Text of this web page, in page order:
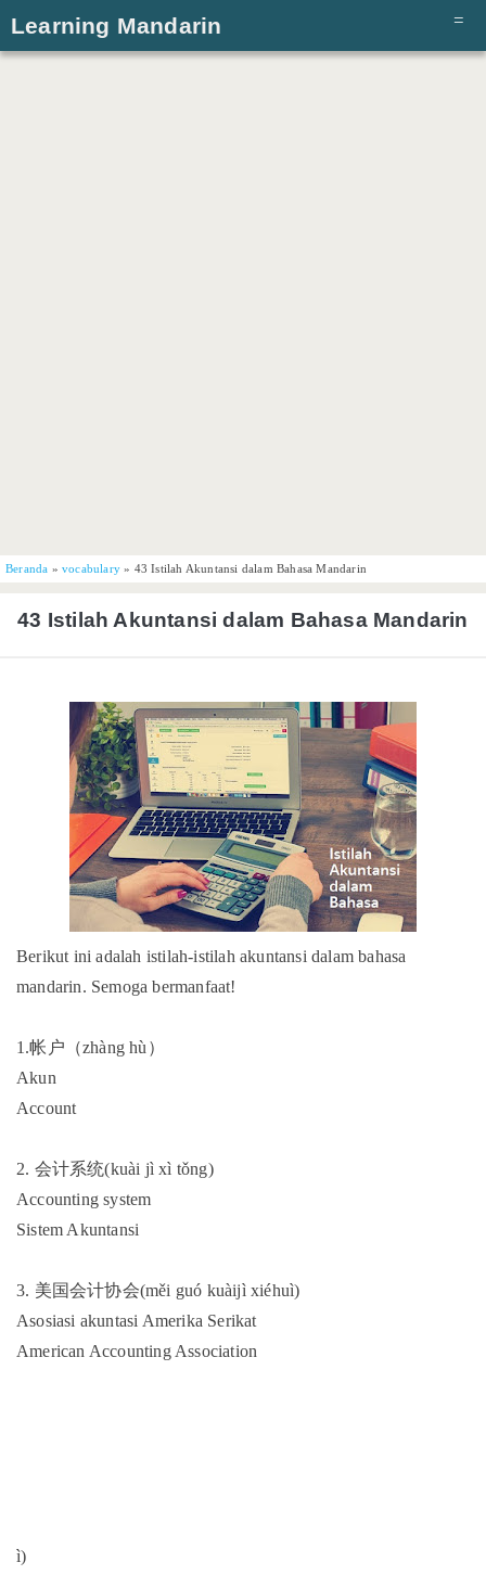
Learning Mandarin
Beranda »vocabulary » 43 Istilah Akuntansi dalam Bahasa Mandarin
43 Istilah Akuntansi dalam Bahasa Mandarin
Berikut ini adalah istilah-istilah akuntansi dalam bahasa
mandarin. Semoga bermanfaat!
1.帐户（zhàng hù）
Akun
Account
2. 会计系统(kuài jì xì tǒng)
Accounting system
Sistem Akuntansi
3. 美国会计协会(měi guó kuàijì xiéhuì)
Asosiasi akuntasi Amerika Serikat
American Accounting Association
ì)